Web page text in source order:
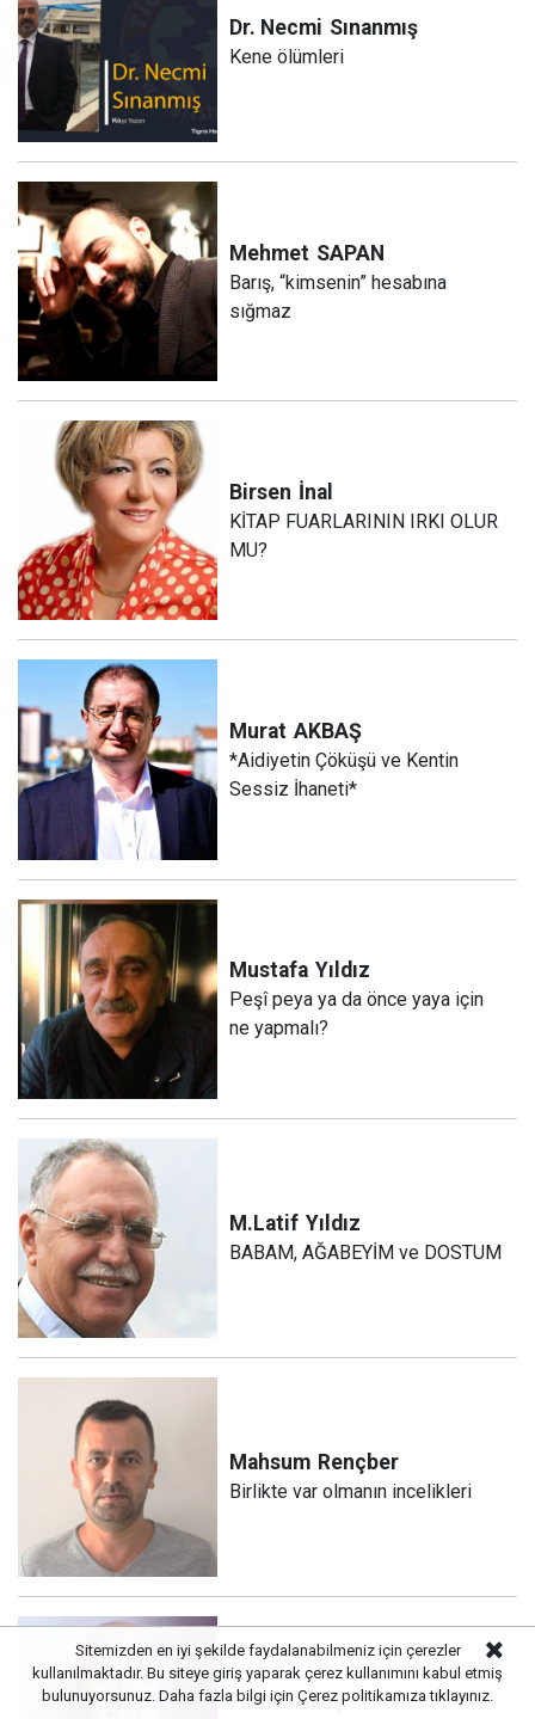
Dr. Necmi Sınanmış
Kene ölümleri
Mehmet SAPAN
Barış, “kimsenin” hesabına
sığmaz
Birsen İnal
KİTAP FUARLARININ IRKI OLUR
MU?
Murat AKBAŞ
*Aidiyetin Çöküşü ve Kentin
Sessiz İhaneti*
Mustafa Yıldız
Peşî peya ya da önce yaya için
ne yapmalı?
M.Latif Yıldız
BABAM, AĞABEYİM ve DOSTUM
Mahsum Rençber
Birlikte var olmanın incelikleri
Fatih Yokuş
Sitemizden en iyi şekilde faydalanabilmeniz için çerezler
kullanılmaktadır. Bu siteye giriş yaparak çerez kullanımını kabul etmiş
bulunuyorsunuz. Daha fazla bilgi için Çerez politikamıza tıklayınız.